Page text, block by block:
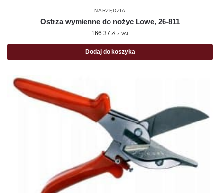
NARZĘDZIA
Ostrza wymienne do nożyc Lowe, 26-811
166.37 zł z VAT
Dodaj do koszyka